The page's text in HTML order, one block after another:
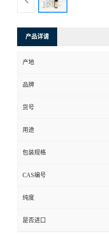
产品详请
产地
品牌
货号
用途
包装规格
CAS编号
纯度
是否进口